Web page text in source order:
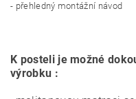
- přehledný montážní návod
K posteli je možné
výrobku :